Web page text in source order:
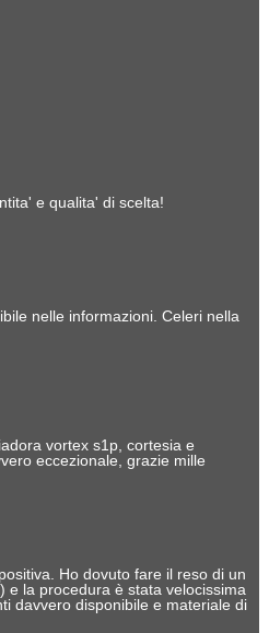
e qualita' di scelta!
nelle informazioni. Celeri nella
vortex s1p, cortesia e
eccezionale, grazie mille
Ho dovuto fare il reso di un
e la procedura è stata velocissima
davvero disponibile e materiale di